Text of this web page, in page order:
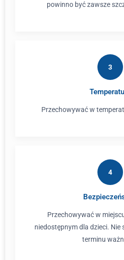
powinno być zawsze
3
Przechowywać w
4
Przechowywać w
niedostępnym dla dzieci. Nie
terminu